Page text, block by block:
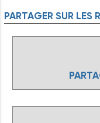
PARTAGER SUR LES